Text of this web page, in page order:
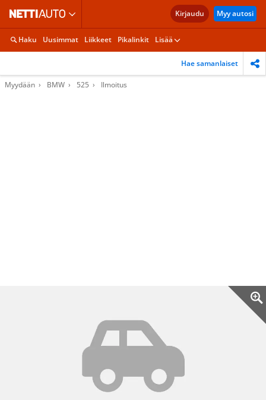
Kirjaudu Myy autosi
Haku Uusimmat Liikkeet Pikalinkit Lisää
Hae samanlaiset
Myydään BMW 525 Ilmoitus